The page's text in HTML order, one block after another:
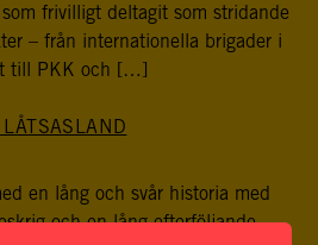
frivilligt deltagit som stridande
– från internationella brigader i
till PKK och […]
en lång och svår historia med
och en lång efterföljande